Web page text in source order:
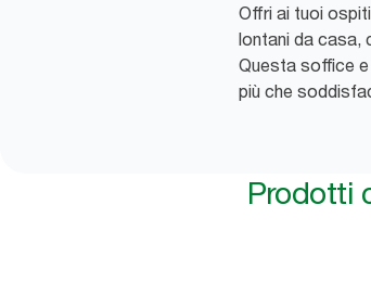
Offri ai tuoi
lontani da casa,
Questa soffice
più che
Prodotti